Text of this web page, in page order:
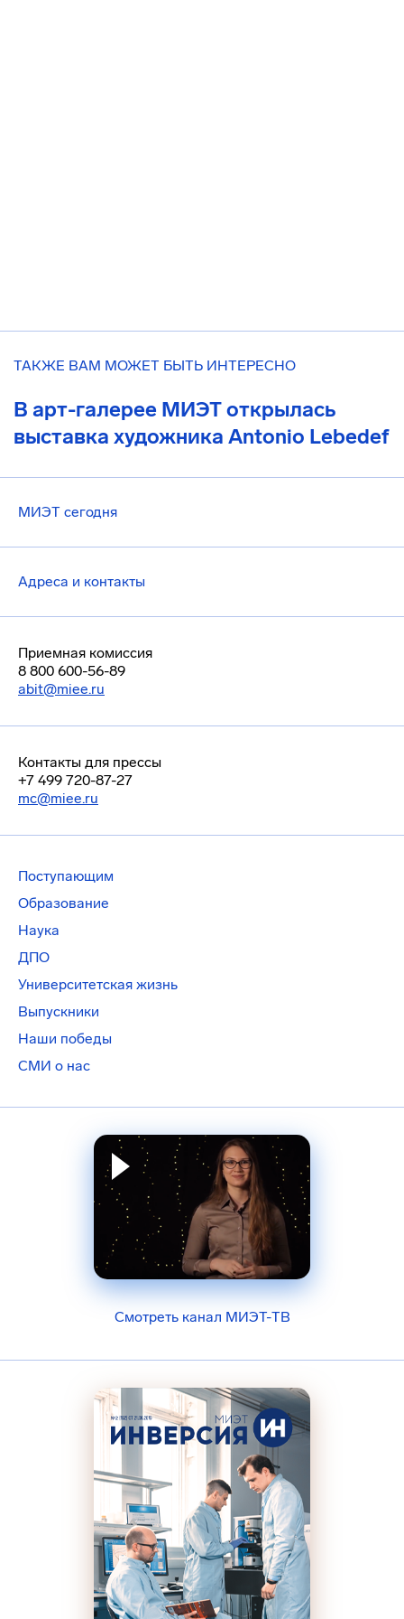
ТАКЖЕ ВАМ МОЖЕТ БЫТЬ ИНТЕРЕСНО
В арт-галерее МИЭТ открылась
выставка художника Antonio Lebedef
МИЭТ сегодня
Адреса и контакты
Приемная комиссия
8 800 600-56-89
abit@miee.ru
Контакты для прессы
+7 499 720-87-27
mc@miee.ru
Поступающим
Образование
Наука
ДПО
Университетская жизнь
Выпускники
Наши победы
СМИ о нас
Смотреть канал МИЭТ-ТВ